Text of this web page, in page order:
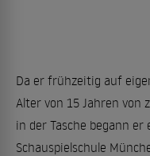
Da er frühzeitig auf
Alter von 15 Jahren von
in der Tasche begann
Schauspielschule